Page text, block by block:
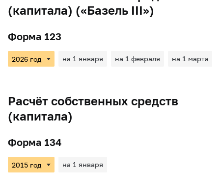
(капитала) («Базель III»)
Форма 123
на 1 января на 1 февраля на 1 марта
Расчёт собственных средств
(капитала)
Форма 134
на 1 января